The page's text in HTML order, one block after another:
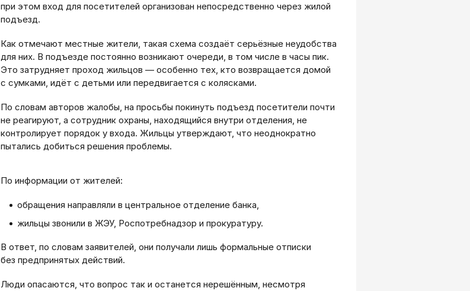
при этом вход для посетителей организован непосредственно через жилой
подъезд.
Как отмечают местные жители, такая схема создаёт серьёзные неудобства
для них. В подъезде постоянно возникают очереди, в том числе в часы пик.
Это затрудняет проход жильцов — особенно тех, кто возвращается домой
с сумками, идёт с детьми или передвигается с колясками.
По словам авторов жалобы, на просьбы покинуть подъезд посетители почти
не реагируют, а сотрудник охраны, находящийся внутри отделения, не
контролирует порядок у входа. Жильцы утверждают, что неоднократно
пытались добиться решения проблемы.
По информации от жителей:
обращения направляли в центральное отделение банка,
жильцы звонили в ЖЭУ, Роспотребнадзор и прокуратуру.
В ответ, по словам заявителей, они получали лишь формальные отписки
без предпринятых действий.
Люди опасаются, что вопрос так и останется нерешённым, несмотря